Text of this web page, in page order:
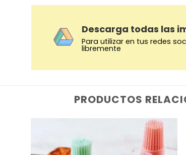
Descarga todas las
Para utilizar en tus redes
libremente
PRODUCTOS